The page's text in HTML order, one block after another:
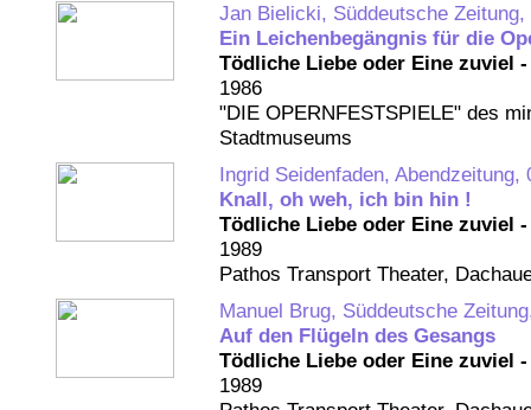
Jan Bielicki, Süddeutsche
Ein Leichenbegängnis für die
Tödliche Liebe oder Eine zuviel
1986
"DIE OPERNFESTSPIELE" des
Stadtmuseums
Ingrid Seidenfaden, Abendzeitung,
Knall, oh weh, ich bin hin !
Tödliche Liebe oder Eine zuviel
1989
Pathos Transport Theater,
Manuel Brug, Süddeutsche
Auf den Flügeln des Gesangs
Tödliche Liebe oder Eine zuviel
1989